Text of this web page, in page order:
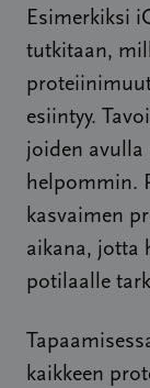
Esimerkiksi
tutkitaan,
esiintyy.
joiden avulla
helpommin.
kasvaimen
aikana, jotta
potilaalle
kaikkeen